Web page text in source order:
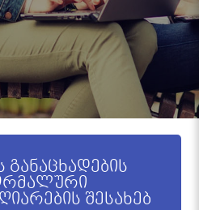
შესახებ